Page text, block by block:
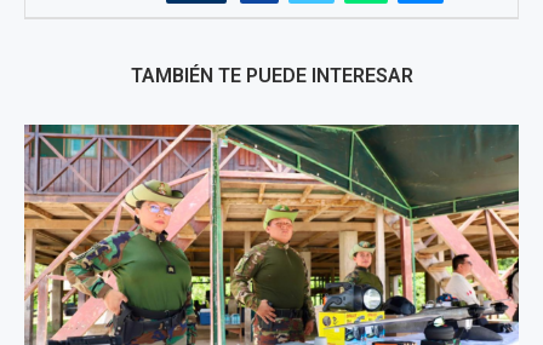
TAMBIÉN TE PUEDE INTERESAR